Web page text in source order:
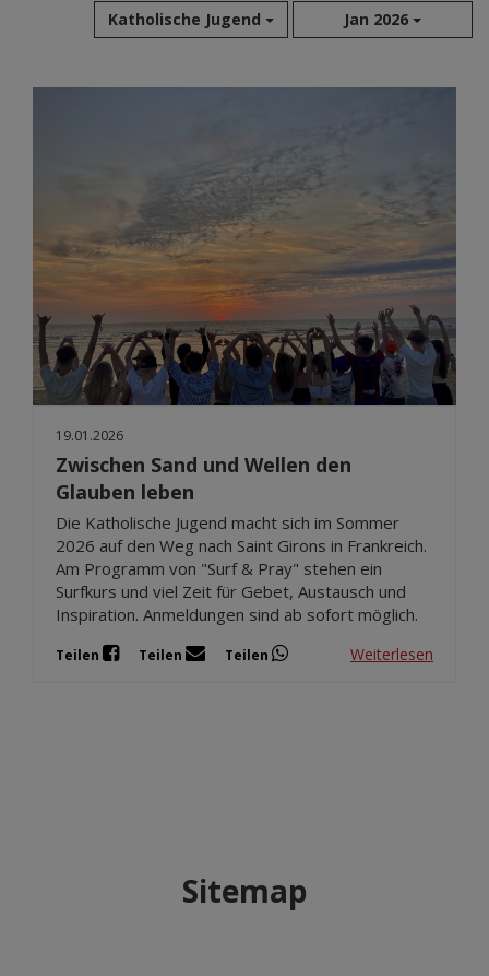
Katholische Jugend Jan 2026
Aug 2026
Apr 2026
Feb 2026
Jan 2026
Dez 2025
Nov 2025
Okt 2025
Sep 2025
19.01.2026
Zwischen Sand und Wellen den
Glauben leben
Die Katholische Jugend macht sich im Sommer
2026 auf den Weg nach Saint Girons in Frankreich.
Am Programm von "Surf & Pray" stehen ein
Surfkurs und viel Zeit für Gebet, Austausch und
Inspiration. Anmeldungen sind ab sofort möglich.
Teilen Teilen Teilen Weiterlesen
Sitemap